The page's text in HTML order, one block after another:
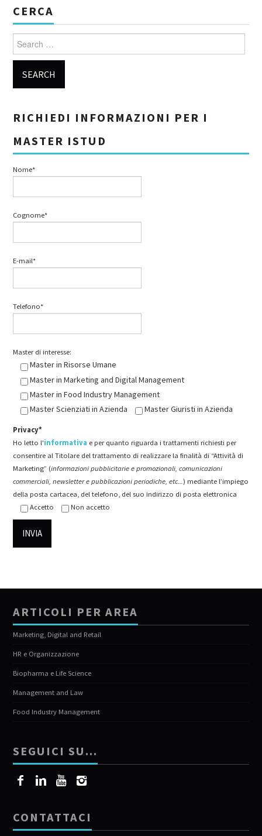
CERCA
Search for:
RICHIEDI INFORMAZIONI PER I
MASTER ISTUD
Nome*
Cognome*
E-mail*
Telefono*
Master di interesse:
Master in Risorse Umane
Master in Marketing and Digital Management
Master in Food Industry Management
Master Scienziati in Azienda
Master Giuristi in Azienda
Privacy*
Ho letto l'informativa e per quanto riguarda i trattamenti richiesti per
consentire al Titolare del trattamento di realizzare la finalità di “Attività di
Marketing” (informazioni pubblicitarie e promozionali, comunicazioni
commerciali, newsletter e pubblicazioni periodiche, etc...) mediante l’impiego
della posta cartacea, del telefono, del suo indirizzo di posta elettronica
Accetto
Non accetto
ARTICOLI PER AREA
Marketing, Digital and Retail
HR e Organizzazione
Biopharma e Life Science
Management and Law
Food Industry Management
SEGUICI SU…
CONTATTACI